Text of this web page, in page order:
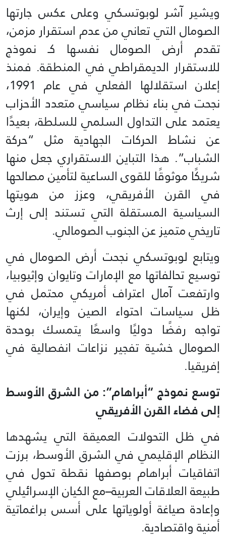
ويشير آشر لوبوتسكي وعلى عكس جارتها
الصومال التي تعاني من عدم استقرار مزمن،
تقدم أرض الصومال نفسها كـ نموذج
للاستقرار الديمقراطي في المنطقة. فمنذ
إعلان استقلالها الفعلي في عام 1991،
نجحت في بناء نظام سياسي متعدد الأحزاب
يعتمد على التداول السلمي للسلطة، بعيدًا
عن نشاط الحركات الجهادية مثل “حركة
الشباب”. هذا التباين الاستقراري جعل منها
شريكًا موثوقًا للقوى الساعية لتأمين مصالحها
في القرن الأفريقي، وعزز من هويتها
السياسية المستقلة التي تستند إلى إرث
تاريخي متميز عن الجنوب الصومالي.
ويتابع لوبوتسكي نجحت أرض الصومال في
توسيع تحالفاتها مع الإمارات وتايوان وإثيوبيا،
وارتفعت آمال اعتراف أمريكي محتمل في
ظل سياسات احتواء الصين وإيران، لكنها
تواجه رفضًا دوليًا واسعًا يتمسك بوحدة
الصومال خشية تفجير نزاعات انفصالية في
إفريقيا.
توسع نموذج “أبراهام”: من الشرق الأوسط
إلى فضاء القرن الأفريقي
في ظل التحولات العميقة التي يشهدها
النظام الإقليمي في الشرق الأوسط، برزت
اتفاقيات أبراهام بوصفها نقطة تحول في
طبيعة العلاقات العربية–مع الكيان الإسرائيلي
وإعادة صياغة أولوياتها على أسس براغماتية
أمنية واقتصادية.